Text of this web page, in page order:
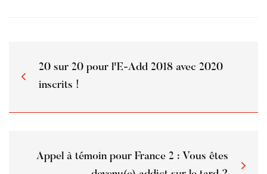
20 sur 20 pour l'E-Add 2018 avec 2020
inscrits !
Appel à témoin pour France 2 : Vous êtes